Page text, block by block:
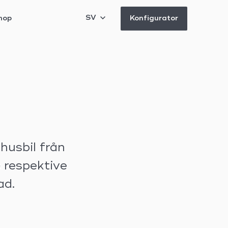
SV Konfigurator
från
respektive